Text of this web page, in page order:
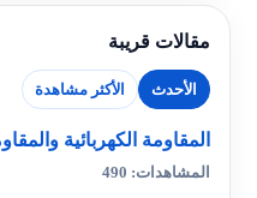
مقالات قريبة
الأحدث الأكثر مشاهدة
المقاومة الكهربائية
المشاهدات: 490